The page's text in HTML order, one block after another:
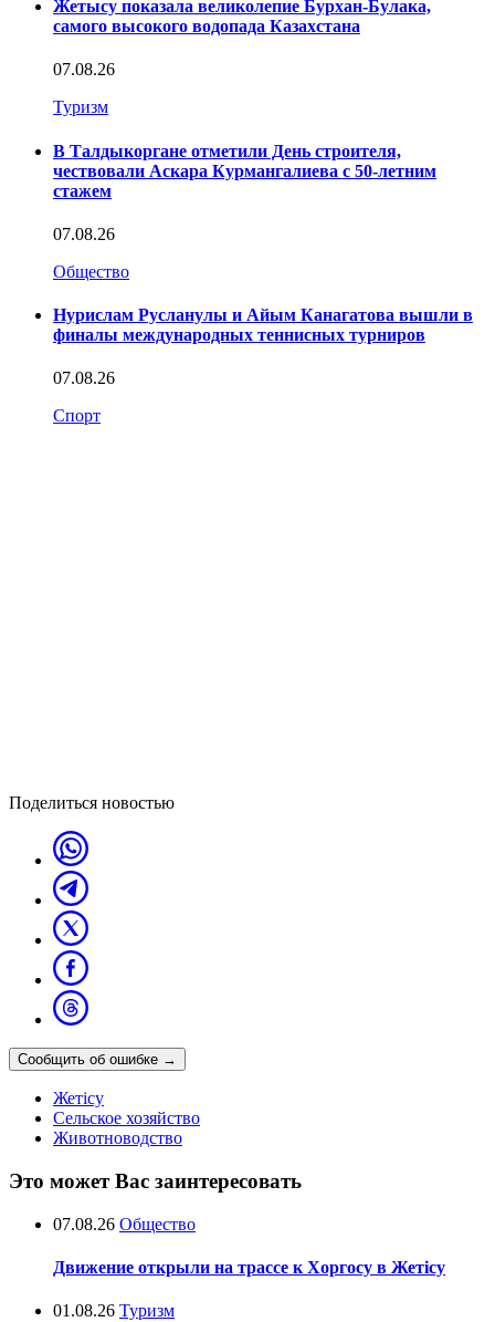
Жетысу показала великолепие Бурхан-Булака,
самого высокого водопада Казахстана
07.08.26
Туризм
В Талдыкоргане отметили День строителя,
чествовали Аскара Курмангалиева с 50-летним
стажем
07.08.26
Общество
Нурислам Русланулы и Айым Канагатова вышли в
финалы международных теннисных турниров
07.08.26
Спорт
Поделиться новостью
Сообщить об ошибке →
Жетісу
Сельское хозяйство
Животноводство
Это может Вас заинтересовать
07.08.26 Общество
Движение открыли на трассе к Хоргосу в Жетісу
01.08.26 Туризм